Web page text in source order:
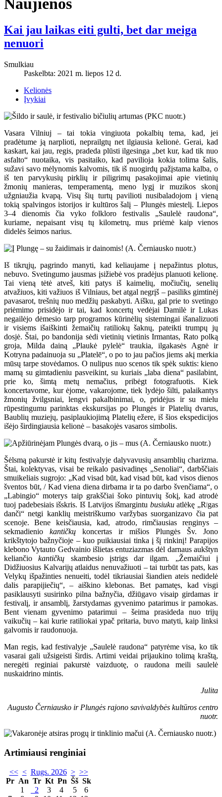
Kai jau laikas eiti gulti, bet dar meiga
nenuori
Smulkiau
Paskelbta: 2021 m. liepos 12 d.
Kelionės
Įvykiai
Vasara Vilniuj – tai tokia vingiuota pokalbių tema, kad, jei
pradėtume ją narplioti, neprailgtų net ilgiausia kelionė. Gerai, kad
kaskart, kai jau, regis, pradeda plūsti ilgesinga „bet kur, kad tik nuo
asfalto“ nuotaika, vis pasitaiko, kad pavilioja kokia tolima šalis,
sužavi savo mėlynomis kalvomis, tik iš nuogirdų pažįstama kalba, o
iš ten parvykusių pirklių ir piligrimų pasakojimai apie vietinių
žmonių manieras, temperamentą, meno lygį ir muzikos skonį
užgniaužia kvapą. Visų šių turtų pavilioti nusibaladojom į vieną
tokią spalvingos istorijos ir kultūros šalį – Plungės miestelį. Liepos
3–4 dienomis čia vyko folkloro festivalis „Saulelė raudona“,
kuriame, nepaisant visų tų kilometrų, mus priėmė kaip vienos
didelės šeimos narius.
Iš tikrųjų, pagrindo manyti, kad keliaujame į nepažintus plotus,
nebuvo. Svetingumo jausmas įsižiebė vos pradėjus planuoti kelionę.
Tai vieną tėtė atveš, kiti patys iš kaimelių, močiučių, senelių
atvažiuos, kiti važiuos iš Vilniaus, bet atgal negrįš – pasiliks gimtinėj
pavasarot, trešnių nuo medžių paskabyti. Aišku, gal prie to svetingo
priėmimo prisidėjo ir tai, kad koncertų vedėjai Damilė ir Lukas
negailėjo dėmesio tarp programos kūrinėlių sistemingai išanalizuoti
ir visiems išaiškinti žemaičių ratiliokų šaknų, pateikti trumpų jų
dosjė. Štai, po bandonija sėdi vietinių vietinis Irmantas, Rato polką
groja, Milda dainą „Plaukė pylelė“ traukia, ilgakasės Agnė ir
Kotryna padainuoja su „Platelē“, o po to jau pačios jiems akį merkia
mūsų tarpe stovėdamos. O nulipus nuo scenos tik spėk suktis: kieno
mamą su gimtadieniu pasveikint, su kuriais „laba diena“ pasilabint,
prie ko, šimtą metų nemačius, pribėgt fotografuotis. Kiek
koncertavome, kur ėjome, vakarojome, tiek lydėjo šilti, palaikantys
žmonių žvilgsniai, lengvi pakalbinimai, o, pridėjus ir su mielu
rūpestingumu parinktas ekskursijas po Plungės ir Platelių dvarus,
Baublių muziejų, pasiplaukiojimą Platelių ežere, iš šios ekspedicijos
išėjo širdingiausia kelionė – basakojės vasaros simbolis.
Šėlsmą pakurstė ir kitų festivalyje dalyvavusių ansamblių charizma.
Štai, kolektyvas, visai be reikalo pasivadinęs „Senoliai“, darbščiais
smuikeliais sugrojo: „Kad visad būt, kad visad būt, kad visos dienos
šventos būt, / Kad viena diena dirbama ir ta po darbo švenčiama“, o
„Labingio“ moterys taip grakščiai šoko pintuvių šokį, kad atrodė
tuoj padebesiais išskris. Iš Latvijos išmargintu busiukuatlėkę „Rīgas
danči“ netgi kanklių meistriškumo varžybas suorganizavo čia pat
scenoje. Bene keisčiausia, kad, atrodo, rimčiausias renginys –
sekmadienio kantičkų koncertas ir mišios Plungės Šv. Jono
krikštytojo bažnyčioje – kuo puikiausiai tinka į šį rinkinį! Parapijos
klebono Vytauto Gedvainio išlietas entuziazmas dėl darnaus aukštyn
keliančiokantičkų skambesio įstrigs dar ilgam. „Žemaičiui į
Didžiuosius Kalvarijų atlaidus nenuvažiuoti – tai turbūt tas pats, kas
Velykų išpažinties nenueiti, todėl tikriausiai šiandien ateis nedidelė
dalis parapijiečių“, – aiškino klebonas. Bet pamatęs, kad visgi
pasiklausyti susirinko pilna bažnyčia, džiūgavo visaip girdamas ir
festivalį, ir ansamblį, žarstydamas gyvenimo patarimus ir pamokas.
Bent vienam gyvenimo patarimui – šeima prasideda nuo trijų
vaikučių – kai kurie ratiliokai ypač pritaria, buvo matyti, kaip linksi
galvomis ir raudonuoja.
Man regis, kad festivalyje „Saulelė raudona“ patyrėme visa, ko tik
vasarai gali užsigeisti širdis. Artimi veidai prijaukino tolimą kraštą,
neregėti reginiai pakurstė vaizduotę, o raudona meili saulelė
nuskaidrino mintis.
Julita
Augusto Černiausko ir Plungės rajono savivaldybės kultūros centro
nuotr.
Artimiausi renginiai
<< < Rugs. 2026 > >>
Pr An Tr Kt Pn Šš Sk
1
2 3 4 5
6